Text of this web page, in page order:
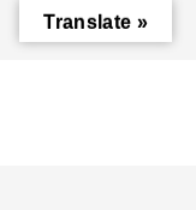
Translate »